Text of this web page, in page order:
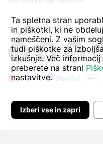
Ta spletna stran
in piškotki, ki ne
nameščeni. Z vašim
tudi piškotke za
izkušnje. Več
preberete na strani
nastavitve.
Izberi vse in zapri